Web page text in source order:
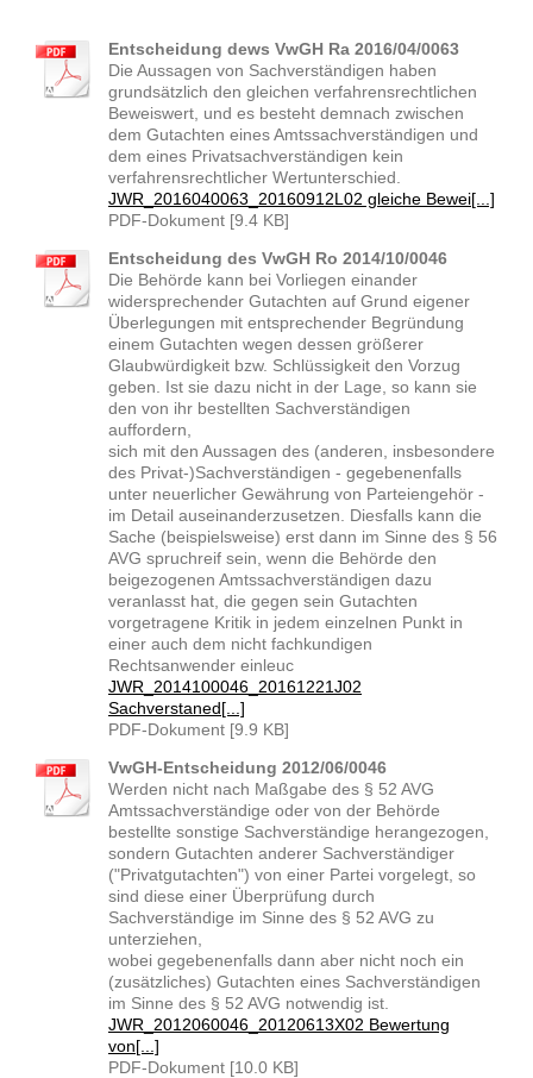
Entscheidung dews VwGH Ra 2016/04/0063
Die Aussagen von Sachverständigen haben
grundsätzlich den gleichen verfahrensrechtlichen
Beweiswert, und es besteht demnach zwischen
dem Gutachten eines Amtssachverständigen und
dem eines Privatsachverständigen kein
verfahrensrechtlicher Wertunterschied.
JWR_2016040063_20160912L02 gleiche Bewei[...]
PDF-Dokument [9.4 KB]
Entscheidung des VwGH Ro 2014/10/0046
Die Behörde kann bei Vorliegen einander
widersprechender Gutachten auf Grund eigener
Überlegungen mit entsprechender Begründung
einem Gutachten wegen dessen größerer
Glaubwürdigkeit bzw. Schlüssigkeit den Vorzug
geben. Ist sie dazu nicht in der Lage, so kann sie
den von ihr bestellten Sachverständigen
auffordern,
sich mit den Aussagen des (anderen, insbesondere
des Privat-)Sachverständigen - gegebenenfalls
unter neuerlicher Gewährung von Parteiengehör -
im Detail auseinanderzusetzen. Diesfalls kann die
Sache (beispielsweise) erst dann im Sinne des § 56
AVG spruchreif sein, wenn die Behörde den
beigezogenen Amtssachverständigen dazu
veranlasst hat, die gegen sein Gutachten
vorgetragene Kritik in jedem einzelnen Punkt in
einer auch dem nicht fachkundigen
Rechtsanwender einleuc
JWR_2014100046_20161221J02
Sachverstaned[...]
PDF-Dokument [9.9 KB]
VwGH-Entscheidung 2012/06/0046
Werden nicht nach Maßgabe des § 52 AVG
Amtssachverständige oder von der Behörde
bestellte sonstige Sachverständige herangezogen,
sondern Gutachten anderer Sachverständiger
("Privatgutachten") von einer Partei vorgelegt, so
sind diese einer Überprüfung durch
Sachverständige im Sinne des § 52 AVG zu
unterziehen,
wobei gegebenenfalls dann aber nicht noch ein
(zusätzliches) Gutachten eines Sachverständigen
im Sinne des § 52 AVG notwendig ist.
JWR_2012060046_20120613X02 Bewertung
von[...]
PDF-Dokument [10.0 KB]